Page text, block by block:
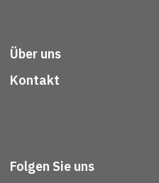
Über uns
Kontakt
Folgen Sie uns